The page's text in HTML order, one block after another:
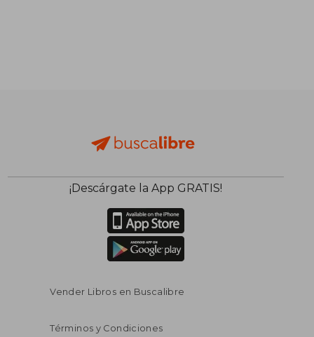
$ 68.57
45%
dcto.
¡Descárgate la App GRATIS!
Vender Libros en Buscalibre
Términos y Condiciones